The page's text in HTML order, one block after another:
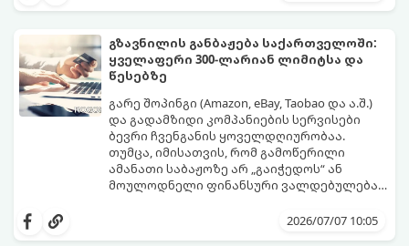
ჩამოვიდა“.
პრაქტიკულ გზამკვლევს, თუ როგორ
გაშიფროთ რეიტინგები, რევიუები და
შეარჩიოთ მართლაც ხარისხიანი
პროდუქტი.
გზავნილის განბაჟება საქართველოში:
ყველაფერი 300-ლარიან ლიმიტსა და
წესებზე
გარე შოპინგი (Amazon, eBay, Taobao და ა.შ.)
და გადამზიდი კომპანიების სერვისები
ბევრი ჩვენგანის ყოველდღიურობაა.
თუმცა, იმისათვის, რომ გამოწერილი
ამანათი საბაჟოზე არ „გაიჭედოს“ ან
მოულოდნელი ფინანსური ვალდებულება
ვიცოდეთ საქართველოში მოქმედი საბაჟო
შეცდომები კი ძვირად ჯდება. გთავაზობთ
2026/07/07 10:05